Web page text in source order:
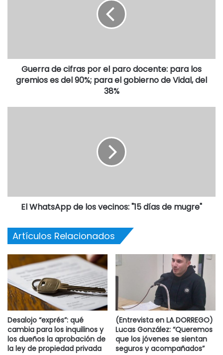
Guerra de cifras por el paro docente: para los
gremios es del 90%; para el gobierno de Vidal, del
38%
El WhatsApp de los vecinos: "15 días de mugre"
Artículos Relacionados
Desalojo “exprés”: qué
cambia para los inquilinos y
los dueños la aprobación de
la ley de propiedad privada
(Entrevista en LA DORREGO)
Lucas González: “Queremos
que los jóvenes se sientan
seguros y acompañados”